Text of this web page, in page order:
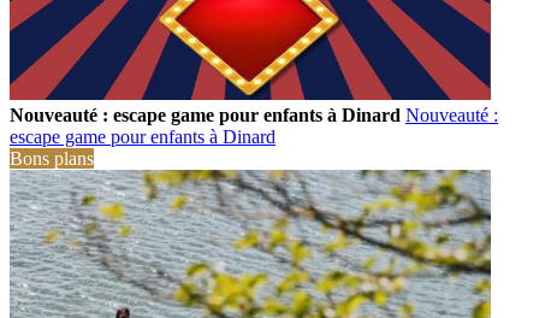
Nouveauté : escape game pour enfants à Dinard Nouveauté :
escape game pour enfants à Dinard
Bons plans